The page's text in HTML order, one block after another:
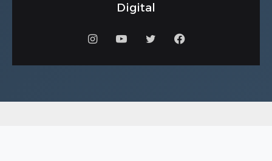
Digital
فيسبوكتويتر يوتيوبانستقرام